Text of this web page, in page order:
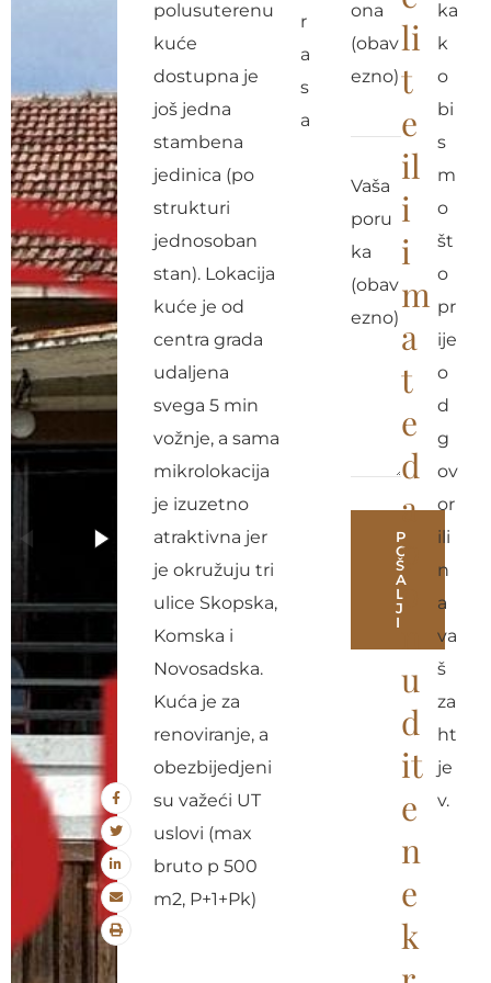
polusuterenu
kuće
dostupna je
još jedna
stambena
jedinica (po
strukturi
jednosoban
stan). Lokacija
kuće je od
centra grada
udaljena
svega 5 min
vožnje, a sama
mikrolokacija
je izuzetno
atraktivna jer
je okružuju tri
ulice Skopska,
Komska i
Novosadska.
Kuća je za
renoviranje, a
obezbijedjeni
su važeći UT
uslovi (max
bruto p 500
m2, P+1+Pk)
r
a
s
a
ona
(obav
ezno)
Vaša
poru
ka
(obav
ezno)
P
O
Š
A
L
J
I
li
t
e
il
i
i
m
a
t
e
d
a
p
o
u
d
it
e
n
e
k
ka
k
o
bi
s
m
o
št
o
pr
ije
o
d
g
ov
or
ili
n
a
va
š
za
ht
je
v.